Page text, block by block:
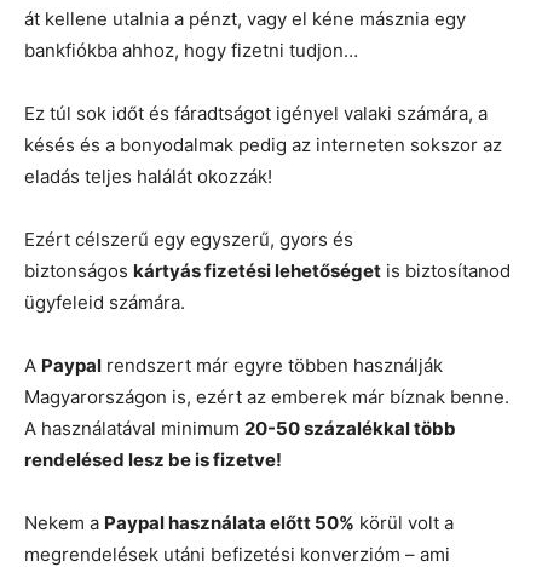
át kellene utalnia a pénzt, vagy el kéne másznia egy
bankfiókba ahhoz, hogy fizetni tudjon…
Ez túl sok időt és fáradtságot igényel valaki számára, a
késés és a bonyodalmak pedig az interneten sokszor az
eladás teljes halálát okozzák!
Ezért célszerű egy egyszerű, gyors és
biztonságos kártyás fizetési lehetőséget is biztosítanod
ügyfeleid számára.
A Paypal rendszert már egyre többen használják
Magyarországon is, ezért az emberek már bíznak benne.
A használatával minimum 20-50 százalékkal több
rendelésed lesz be is fizetve!
Nekem a Paypal használata előtt 50% körül volt a
megrendelések utáni befizetési konverzióm – ami